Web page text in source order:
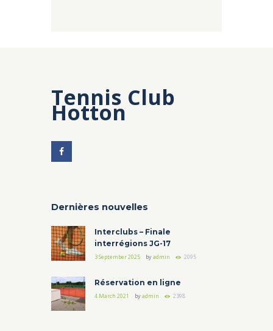
Tennis Club
Hotton
Dernières nouvelles
Interclubs – Finale
interrégions JG-17
3 September 2025 byadmin 2095
Réservation en ligne
4 March 2021 byadmin 2398